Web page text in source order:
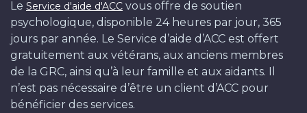
Le Service d'aide d'ACC vous offre de soutien
psychologique, disponible 24 heures par jour, 365
jours par année. Le Service d’aide d’ACC est offert
gratuitement aux vétérans, aux anciens membres
de la GRC, ainsi qu’à leur famille et aux aidants. Il
n’est pas nécessaire d’être un client d’ACC pour
bénéficier des services.